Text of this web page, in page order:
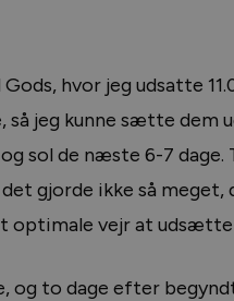
Gods, hvor jeg udsatte
jeg kunne sætte dem
sol de næste 6-7
gjorde ikke så
optimale vejr at udsætte
og to dage efter